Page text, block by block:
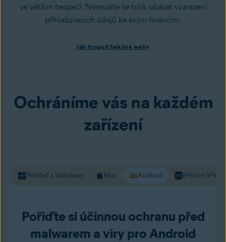
ve větším bezpečí. Nemusíte se tolik obávat vyzrazení
přihlašovacích údajů ke svým financím.
Kyberzločinci běžně používají podvržené weby ke krádeži
upozorní na nebezpečné weby ještě předtím, než se načtou
do prohlížeče, takže internet můžete používat s větší
Jak fungují falešné weby
Ochráníme vás na každém
zařízení
Počítač s Windows Mac Android iPhone/iPad
Pořiďte si účinnou ochranu před
malwarem a viry pro Android